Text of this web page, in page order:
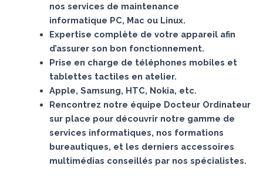
nos services de maintenance
informatique PC, Mac ou Linux.
Expertise complète de votre appareil afin
d’assurer son bon fonctionnement.
Prise en charge de téléphones mobiles et
tablettes tactiles en atelier.
Apple, Samsung, HTC, Nokia, etc.
Rencontrez notre équipe Docteur Ordinateur
sur place pour découvrir notre gamme de
services informatiques, nos formations
bureautiques, et les derniers accessoires
multimédias conseillés par nos spécialistes.